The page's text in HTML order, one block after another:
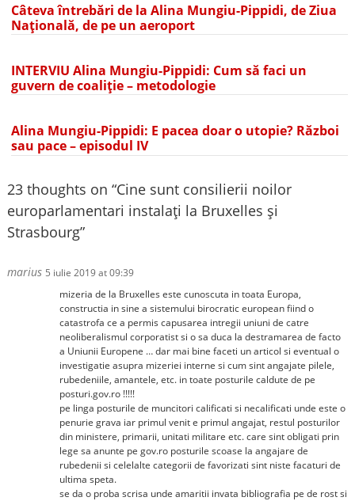
Câteva întrebări de la Alina Mungiu-Pippidi, de Ziua
Națională, de pe un aeroport
INTERVIU Alina Mungiu-Pippidi: Cum să faci un
guvern de coaliție – metodologie
Alina Mungiu-Pippidi: E pacea doar o utopie? Război
sau pace – episodul IV
23 thoughts on “Cine sunt consilierii noilor
europarlamentari instalați la Bruxelles și
Strasbourg”
marius 5 iulie 2019 at 09:39
mizeria de la Bruxelles este cunoscuta in toata Europa,
constructia in sine a sistemului birocratic european fiind o
catastrofa ce a permis capusarea intregii uniuni de catre
neoliberalismul corporatist si o sa duca la destramarea de facto
a Uniunii Europene … dar mai bine faceti un articol si eventual o
investigatie asupra mizeriei interne si cum sint angajate pilele,
rubedeniile, amantele, etc. in toate posturile caldute de pe
posturi.gov.ro !!!!!
pe linga posturile de muncitori calificati si necalificati unde este o
penurie grava iar primul venit e primul angajat, restul posturilor
din ministere, primarii, unitati militare etc. care sint obligati prin
lege sa anunte pe gov.ro posturile scoase la angajare de
rubedenii si celelalte categorii de favorizati sint niste facaturi de
ultima speta.
se da o proba scrisa unde amaritii invata bibliografia pe de rost si